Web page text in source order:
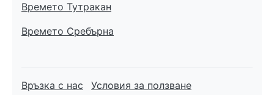
Времето Тутракан
Времето Сребърна
Връзка с нас
Условия за ползване